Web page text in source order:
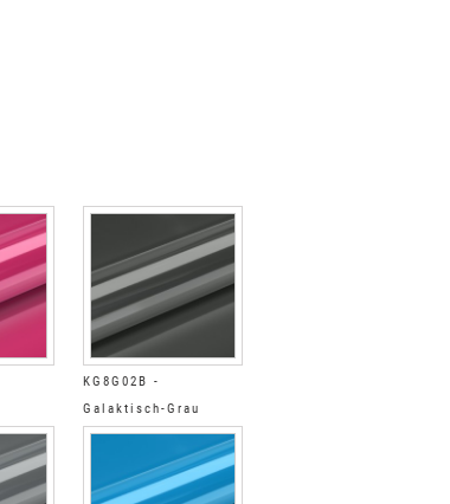
KG8G02B -
Galaktisch-Grau
Glänzend